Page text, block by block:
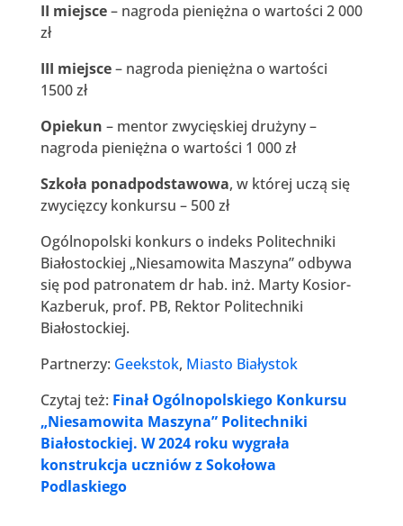
II miejsce– nagroda pieniężna o wartości 2 000
zł
III miejsce– nagroda pieniężna o wartości
1500 zł
Opiekun – mentor zwycięskiej drużyny –
nagroda pieniężna o wartości 1 000 zł
Szkoła ponadpodstawowa, w której uczą się
zwycięzcy konkursu – 500 zł
Ogólnopolski konkurs o indeks Politechniki
Białostockiej „Niesamowita Maszyna” odbywa
się pod patronatem dr hab. inż. Marty Kosior-
Kazberuk, prof. PB, Rektor Politechniki
Białostockiej.
Partnerzy: Geekstok, Miasto Białystok
Czytaj też: Finał Ogólnopolskiego Konkursu
„Niesamowita Maszyna” Politechniki
Białostockiej.​ W 2024 roku wygrała
konstrukcja uczniów z Sokołowa
Podlaskiego